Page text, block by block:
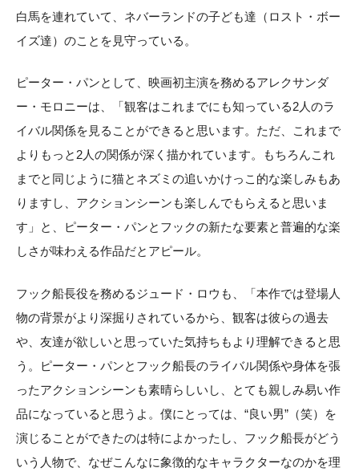
白馬を連れていて、ネバーランドの子ども達（ロスト・ボー
イズ達）のことを見守っている。
ピーター・パンとして、映画初主演を務めるアレクサンダ
ー・モロニーは、「観客はこれまでにも知っている2人のラ
イバル関係を見ることができると思います。ただ、これまで
よりもっと2人の関係が深く描かれています。もちろんこれ
までと同じように猫とネズミの追いかけっこ的な楽しみもあ
りますし、アクションシーンも楽しんでもらえると思いま
す」と、ピーター・パンとフックの新たな要素と普遍的な楽
しさが味わえる作品だとアピール。
フック船長役を務めるジュード・ロウも、「本作では登場人
物の背景がより深掘りされているから、観客は彼らの過去
や、友達が欲しいと思っていた気持ちもより理解できると思
う。ピーター・パンとフック船長のライバル関係や身体を張
ったアクションシーンも素晴らしいし、とても親しみ易い作
品になっていると思うよ。僕にとっては、“良い男”（笑）を
演じることができたのは特によかったし、フック船長がどう
いう人物で、なぜこんなに象徴的なキャラクターなのかを理